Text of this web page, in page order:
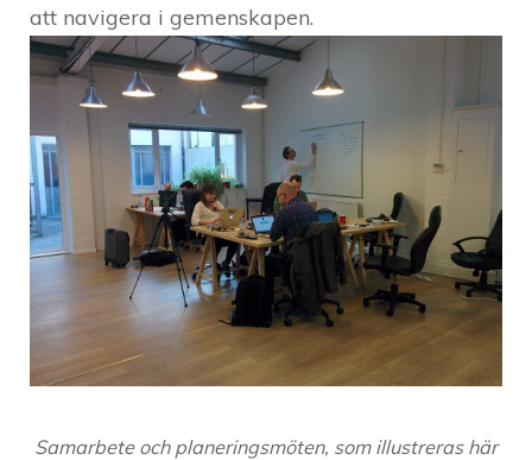
att navigera i gemenskapen.
Samarbete och planeringsmöten, som illustreras här